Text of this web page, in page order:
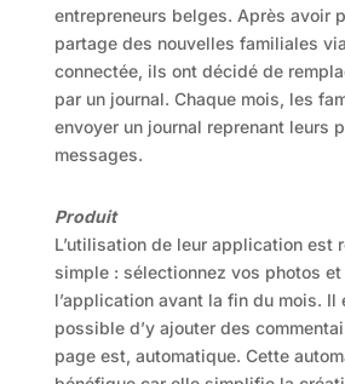
entrepreneurs belges. Après avoir
partage des nouvelles familiales
connectée, ils ont décidé de
par un journal. Chaque mois, les
envoyer un journal reprenant leurs
messages.
Produit
L’utilisation de leur application est
simple : sélectionnez vos photos
l’application avant la fin du mois. Il
possible d’y ajouter des
page est, automatique. Cette